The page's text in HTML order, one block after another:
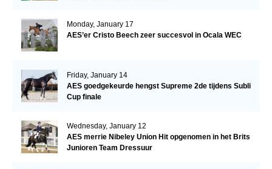
Monday, January 17
AES’er Cristo Beech zeer succesvol in Ocala WEC
Friday, January 14
AES goedgekeurde hengst Supreme 2de tijdens Subli
Cup finale
Wednesday, January 12
AES merrie Nibeley Union Hit opgenomen in het Brits
Junioren Team Dressuur